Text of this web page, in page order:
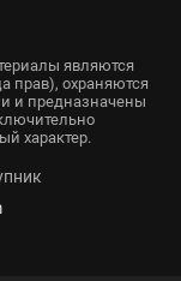
являются
прав), охраняются
и предназначены
характер.